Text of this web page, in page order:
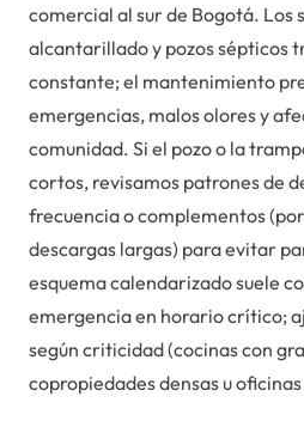
comercial al sur de Bogotá. Los
alcantarillado y pozos sépticos
constante; el mantenimiento
emergencias, malos olores y
comunidad. Si el pozo o la
cortos, revisamos patrones de
frecuencia o complementos
descargas largas) para evitar
esquema calendarizado suele
emergencia en horario crítico;
según criticidad (cocinas con
copropiedades densas u